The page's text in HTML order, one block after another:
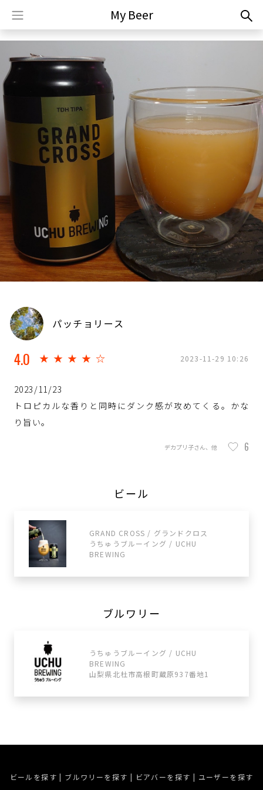
My Beer
パッチョリース
4.0 ★★★★☆ 2023-11-29 10:26
2023/11/23
トロピカルな香りと同時にダンク感が攻めてくる。かな
り旨い。
6
デカプリ子さん、他
ビール
GRAND CROSS / グランドクロス
うちゅうブルーイング / UCHU
BREWING
ブルワリー
うちゅうブルーイング / UCHU
BREWING
山梨県北杜市高根町蔵原937番地1
ビールを探す | ブルワリーを探す | ビアバーを探す | ユーザーを探す